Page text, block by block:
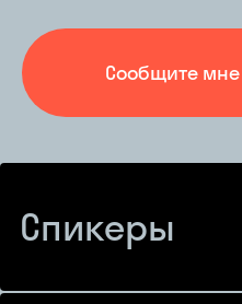
Сообщите
Спикеры